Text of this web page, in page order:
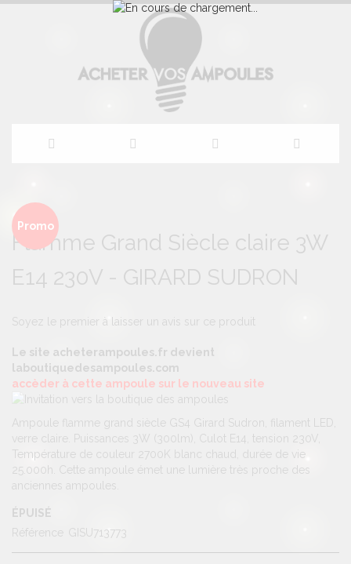
au
contenu
Skip
to
the
of
the
gallery
Skip
to
the
of
the
gallery
Promo
Flamme Grand Siècle claire 3W
E14 230V - GIRARD SUDRON
Soyez le premier à laisser un avis sur ce produit
Le site acheterampoules.fr devient
laboutiquedesampoules.com
accèder à cette ampoule sur le nouveau site
Ampoule flamme grand siècle GS4 Girard Sudron, filament LED,
verre claire. Puissances 3W (300lm), Culot E14, tension 230V,
Température de couleur 2700K blanc chaud, durée de vie
25.000h. Cette ampoule émet une lumière très proche des
anciennes ampoules.
ÉPUISÉ
Référence GISU713773